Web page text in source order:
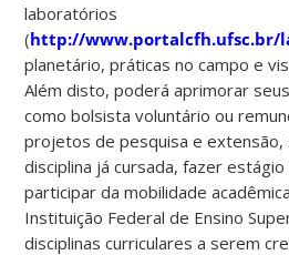
laboratórios
(http://www.portalcfh.ufsc.br/
planetário, práticas no campo e
Além disto, poderá aprimorar
como bolsista voluntário ou
projetos de pesquisa e
disciplina já cursada, fazer
participar da mobilidade
Instituição Federal de Ensino
disciplinas curriculares a serem